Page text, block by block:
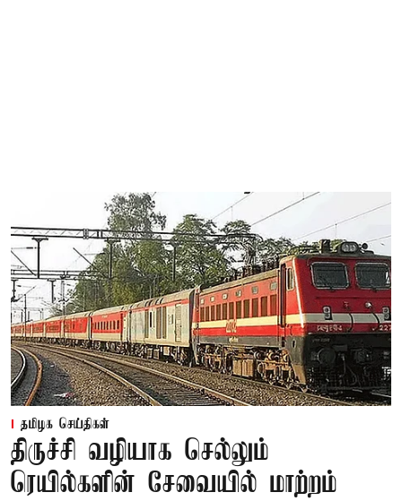
தமிழக செய்திகள்
திருச்சி வழியாக செல்லும்
ரெயில்களின் சேவையில் மாற்றம்